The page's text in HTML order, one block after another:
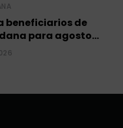
beneficiarios de
para agosto